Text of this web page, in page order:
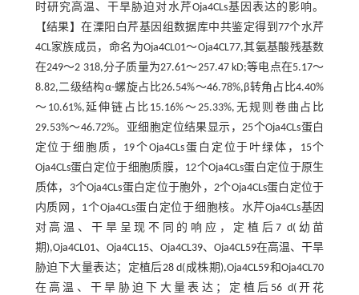
时研究高温、干旱胁迫对水芹Oja4CLs基因表达的影响。
【结果】在溧阳白芹基因组数据库中共鉴定得到77个水芹
4CL家族成员，命名为Oja4CL01～Oja4CL77,其氨基酸残基数
在249～2 318,分子质量为27.61～257.47 kD;等电点在5.17～
8.82,二级结构α-螺旋占比26.54%～46.78%,β转角占比4.40%
～10.61%,延伸链占比15.16%～25.33%,无规则卷曲占比
29.53%～46.72%。亚细胞定位结果显示，25个Oja4CLs蛋白
定位于细胞质，19个Oja4CLs蛋白定位于叶绿体，15个
Oja4CLs蛋白定位于细胞质膜，12个Oja4CLs蛋白定位于原生
质体，3个Oja4CLs蛋白定位于胞外，2个Oja4CLs蛋白定位于
内质网，1个Oja4CLs蛋白定位于细胞核。水芹Oja4CLs基因
对高温、干旱呈现不同的响应，定植后7 d(幼苗
期),Oja4CL01、Oja4CL15、Oja4CL39、Oja4CL59在高温、干旱
胁迫下大量表达；定植后28 d(成株期),Oja4CL59和Oja4CL70
在高温、干旱胁迫下大量表达；定植后56 d(开花